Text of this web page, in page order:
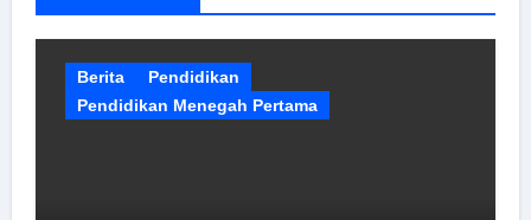
Berita
Pendidikan
Pendidikan Menegah Pertama